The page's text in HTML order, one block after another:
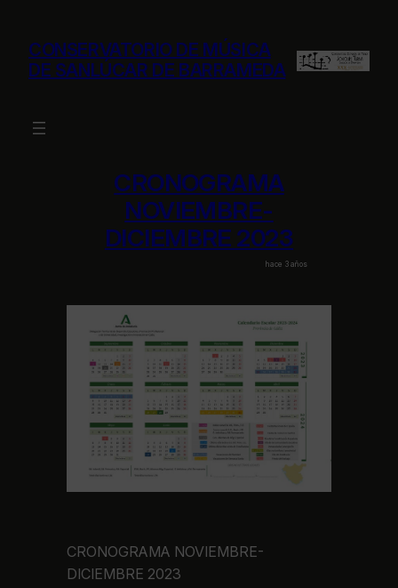
contenido
CONSERVATORIO DE MÚSICA
DE SANLÚCAR DE BARRAMEDA
CRONOGRAMA
NOVIEMBRE-
DICIEMBRE 2023
hace 3 años
CRONOGRAMA NOVIEMBRE-
DICIEMBRE 2023